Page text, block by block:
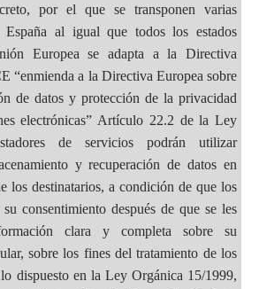
por el que se transponen varias
España al igual que todos los estados
Europea se adapta a la Directiva
“enmienda a la Directiva Europea sobre
de datos y protección de la privacidad
electrónicas” Artículo 22.2 de la Ley
de servicios podrán utilizar
y recuperación de datos en
los destinatarios, a condición de que los
consentimiento después de que se les
clara y completa sobre su
sobre los fines del tratamiento de los
dispuesto en la Ley Orgánica 15/1999,